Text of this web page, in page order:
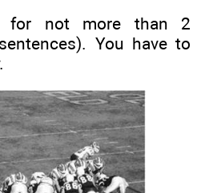
for not more than 2
You have to